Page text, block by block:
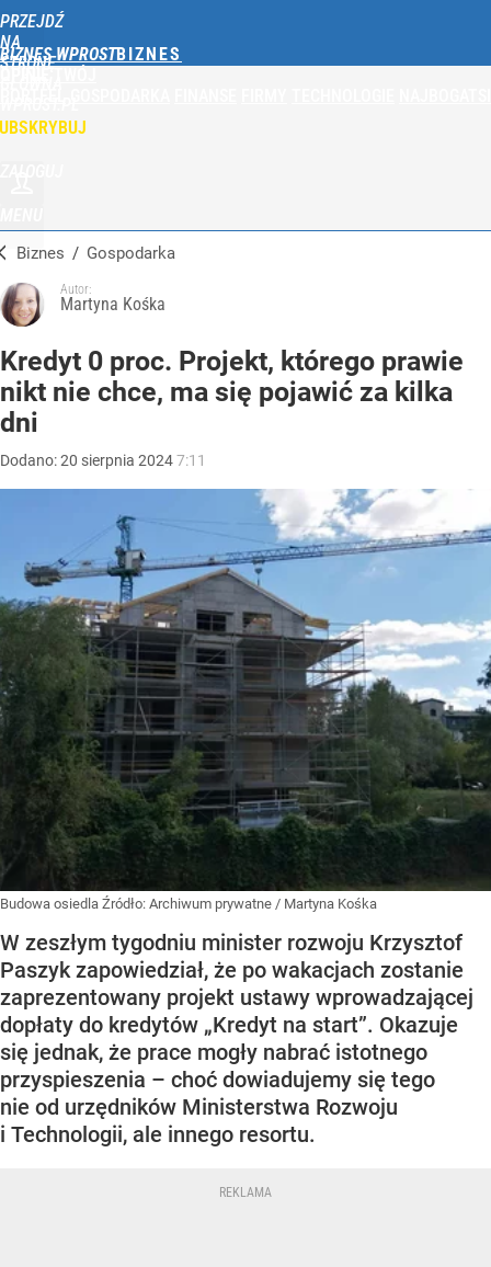
PRZEJDŹ
NA
STRONĘ
BIZNES WPROST
Biznes / Gospodarka
Autor:
Martyna Kośka
Kredyt 0 proc. Projekt, którego prawie
nikt nie chce, ma się pojawić za kilka
dni
Dodano:20 sierpnia 20247:11
Budowa osiedla Źródło: Archiwum prywatne / Martyna Kośka
W zeszłym tygodniu minister rozwoju Krzysztof
Paszyk zapowiedział, że po wakacjach zostanie
zaprezentowany projekt ustawy wprowadzającej
dopłaty do kredytów „Kredyt na start”. Okazuje
się jednak, że prace mogły nabrać istotnego
przyspieszenia – choć dowiadujemy się tego
nie od urzędników Ministerstwa Rozwoju
i Technologii, ale innego resortu.